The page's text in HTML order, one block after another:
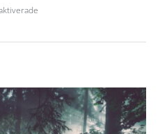
upphandling